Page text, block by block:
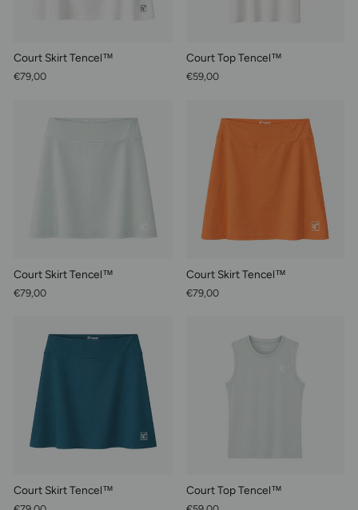
Court Skirt Tencel™
€79,00
Court Top Tencel™
€59,00
Court Skirt Tencel™
€79,00
Court Skirt Tencel™
€79,00
Court Skirt Tencel™ Court Top Tencel™